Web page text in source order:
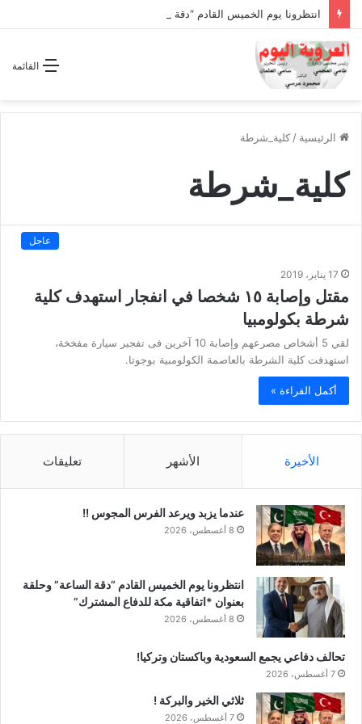
القائمة
الرئيسية / كلية_شرطة
كلية_شرطة
عاجل
17 يناير، 2019
مقتل وإصابة ١٥ شخصا في انفجار استهدف كلية
شرطة بكولومبيا
لقي 5 أشخاص مصرعهم وإصابة 10 آخرين فى تفجير سيارة مفخخة،
استهدفت كلية الشرطة بالعاصمة الكولومبية بوجوتا.
أكمل القراءة »
الأخيرة الأشهر تعليقات
عندما يزبد ويرعد الفرس المجوس !!
8 أغسطس، 2026
انتظرونا يوم الخميس القادم “دقة الساعة” وحلقة
بعنوان *اتفاقية مكة للدفاع المشترك”
8 أغسطس، 2026
تحالف دفاعي يجمع السعودية وباكستان وتركيا!
7 أغسطس، 2026
ثلاثي الخير والبركة !
7 أغسطس، 2026